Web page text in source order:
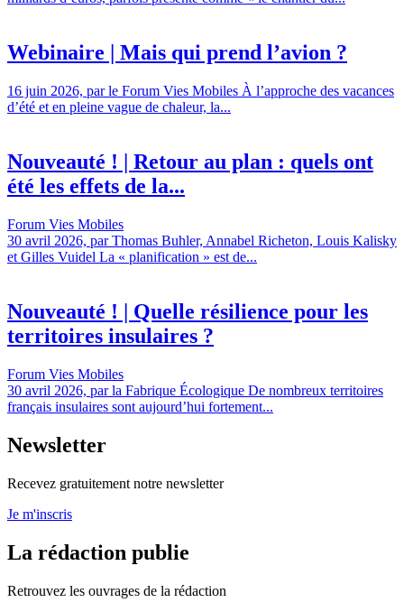
Webinaire | Mais qui prend l’avion ?
16 juin 2026, par le Forum Vies Mobiles À l’approche des vacances
d’été et en pleine vague de chaleur, la...
Nouveauté ! | Retour au plan : quels ont
été les effets de la...
Forum Vies Mobiles
30 avril 2026, par Thomas Buhler, Annabel Richeton, Louis Kalisky
et Gilles Vuidel La « planification » est de...
Nouveauté ! | Quelle résilience pour les
territoires insulaires ?
Forum Vies Mobiles
30 avril 2026, par la Fabrique Écologique De nombreux territoires
français insulaires sont aujourd’hui fortement...
Newsletter
Recevez gratuitement notre newsletter
Je m'inscris
La rédaction publie
Retrouvez les ouvrages de la rédaction